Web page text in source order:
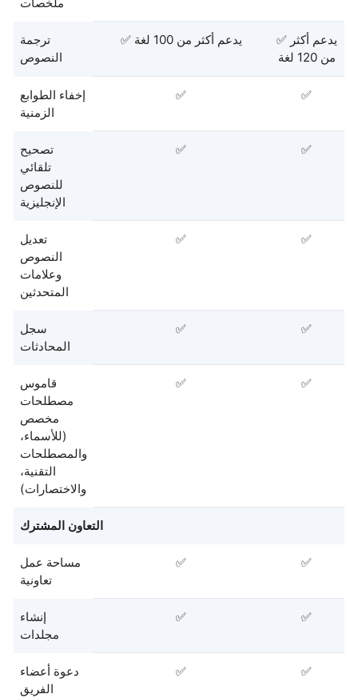
ترجمة
النصوص
✅ يدعم أكثر من 100 لغة
✅ يدعم أكثر
من 120 لغة
إخفاء الطوابع
الزمنية
✅ ✅
تصحيح
تلقائي
للنصوص
الإنجليزية
✅ ✅
تعديل
النصوص
وعلامات
المتحدثين
✅ ✅
سجل
المحادثات
✅ ✅
قاموس
مصطلحات
مخصص
(للأسماء،
والمصطلحات
التقنية،
والاختصارات)
✅ ✅
التعاون المشترك
مساحة عمل
تعاونية
✅ ✅
إنشاء
مجلدات
✅ ✅
دعوة أعضاء
الفريق
✅ ✅